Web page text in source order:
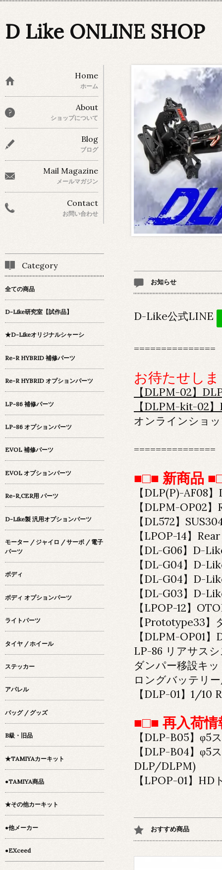
D Like ONLINE SHOP
お知らせ
D-Like公式LINE
===============
お待たせし
【DLPM-02】
【DLPM-kit-02
オンラインショ
===============
■□■ 新商品
【DLP(P)-AF08
【DLPM-OP02
【DL572】
【LPOP-14】
【DL-G06】D-
【DL-G04】D-
【DL-G04】D-
【DL-G03】D-
【LPOP-12】
【Prototype33】
【DLPM-OP01
LP-86 リアサス
ダンパー移設キ
ロングバッテリ
【DLP-01】1/10
■□■ 再入荷
【DLP-B05】φ5
【DLP-B04】φ5
DLP/DLPM)
【LPOP-01】
おすすめ商品
Home
ホーム
About
ショップについて
Blog
ブログ
Mail Magazine
メールマガジン
Contact
お問い合わせ
Category
全ての商品
D-Like研究室【試作品】
★D-Likeオリジナルシャーシ
Re-R HYBRID 補修パーツ
Re-R HYBRID オプションパーツ
LP-86 補修パーツ
LP-86 オプションパーツ
EVOL 補修パーツ
EVOL オプションパーツ
Re-R,CER用 パーツ
D-Like製 汎用オプションパーツ
モーター / ジャイロ / サーボ / 電子
パーツ
ボディ
ボディ オプションパーツ
ライトパーツ
タイヤ / ホイール
ステッカー
アパレル
バッグ / グッズ
B級・旧品
★TAMIYAカーキット
●TAMIYA商品
★その他カーキット
●他メーカー
●EXceed